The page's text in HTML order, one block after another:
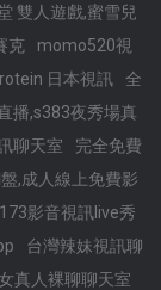
雙人遊戲,蜜雪兒
克
momo520視
日本視訊
全
播,s383夜秀場真
聊天室
完全免費
,成人線上免費影
影音視訊live秀
台灣辣妹視訊聊
真人裸聊聊天室